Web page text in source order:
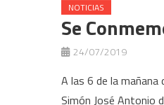
NOTICIAS
Se
24/07/2019
A las 6 de la
Simón José Antonio